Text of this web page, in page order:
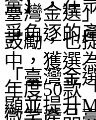
臺灣金選
鼓勵，也
「臺灣金
顯並提升